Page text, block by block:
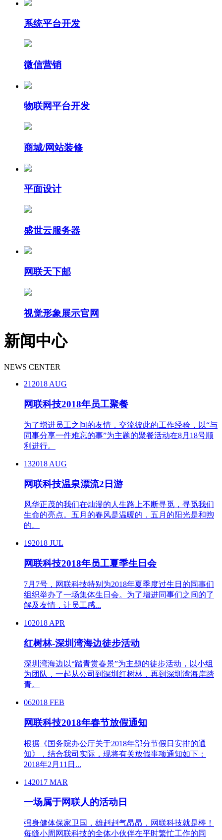
系统平台开发
微信营销
物联网平台开发
商城/网站装修
平面设计
盛世云服务器
网联天下邮
视觉形象展示官网
新闻中心
NEWS CENTER
212018 AUG
网联科技2018年员工聚餐
为了增进员工之间的友情，交流彼此的工作经验，以“与
同事分享一件难忘的事”为主题的聚餐活动在8月18号顺
利进行。
132018 AUG
网联科技温泉漂流2日游
风华正茂的我们在灿漫的人生路上不断寻觅，寻觅我们
生命的亮点。五月的春风是温暖的，五月的阳光是和煦
的。
192018 JUL
网联科技2018年员工夏季生日会
7月7号，网联科技特别为2018年夏季度过生日的同事们
组织举办了一场集体生日会。为了增进同事们之间的了
解及友情，让员工感...
102018 APR
红树林-深圳湾海边徒步活动
深圳湾海边以“踏青赏春景”为主题的徒步活动，以小组
为团队，一起从公司到深圳红树林，再到深圳湾海岸踏
青。
062018 FEB
网联科技2018年春节放假通知
根据《国务院办公厅关于2018年部分节假日安排的通
知》，结合我司实际，现将有关放假事项通知如下：
2018年2月11日...
142017 MAR
一场属于网联人的活动日
强身健体保家卫国，雄赳赳气昂昂，网联科技就是棒！
每缝小周网联科技的全体小伙伴在平时繁忙工作的同